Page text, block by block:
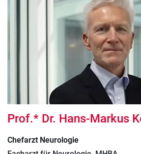
Prof.* Dr. Hans-Markus
Chefarzt Neurologie